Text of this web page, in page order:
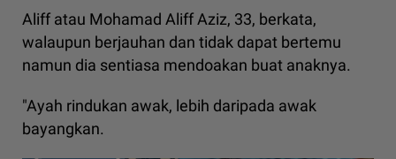
Aliff atau Mohamad Aliff Aziz, 33, berkata,
walaupun berjauhan dan tidak dapat bertemu
namun dia sentiasa mendoakan buat anaknya.
"Ayah rindukan awak, lebih daripada awak
bayangkan.